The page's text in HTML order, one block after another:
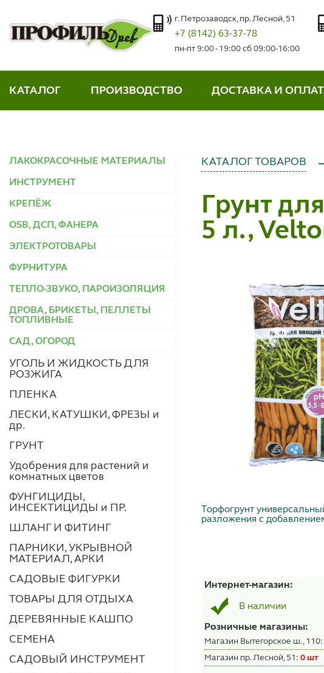
г. Петрозаводск, пр. Лесной, 51
+7 (8142) 63-37-78
пн-пт 9:00 - 19:00 сб 09:00-16:00
КАТАЛОГ ПРОИЗВОДСТВО ДОСТАВКА И
ЛАКОКРАСОЧНЫЕ МАТЕРИАЛЫ
ИНСТРУМЕНТ
КРЕПЁЖ
OSB, ДСП, ФАНЕРА
ЭЛЕКТРОТОВАРЫ
ФУРНИТУРА
ТЕПЛО-ЗВУКО, ПАРОИЗОЛЯЦИЯ
ДРОВА, БРИКЕТЫ, ПЕЛЛЕТЫ
ТОПЛИВНЫЕ
САД, ОГОРОД
УГОЛЬ И ЖИДКОСТЬ ДЛЯ
РОЗЖИГА
ПЛЕНКА
ЛЕСКИ, КАТУШКИ, ФРЕЗЫ и
др.
ГРУНТ
Удобрения для растений и
комнатных цветов
ФУНГИЦИДЫ,
ИНСЕКТИЦИДЫ и ПР.
ШЛАНГ И ФИТИНГ
ПАРНИКИ, УКРЫВНОЙ
МАТЕРИАЛ, АРКИ
САДОВЫЕ ФИГУРКИ
ТОВАРЫ ДЛЯ ОТДЫХА
ДЕРЕВЯННЫЕ КАШПО
СЕМЕНА
САДОВЫЙ ИНСТРУМЕНТ
КАТАЛОГ ТОВАРОВ
Грунт
5 л.,
Торфогрунт
разложения с
Интернет-магазин:
В наличии
Розничные магазины:
Магазин Вытегорское ш., 110:
Магазин пр. Лесной, 51:0 шт